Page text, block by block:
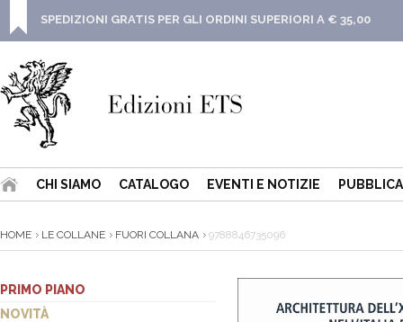
SPEDIZIONI GRATIS PER GLI ORDINI SUPERIORI A € 35,00
CHI SIAMO CATALOGO EVENTI E NOTIZIE
HOME LE COLLANE FUORI COLLANA 9788846735096
PRIMO PIANO
NOVITÀ